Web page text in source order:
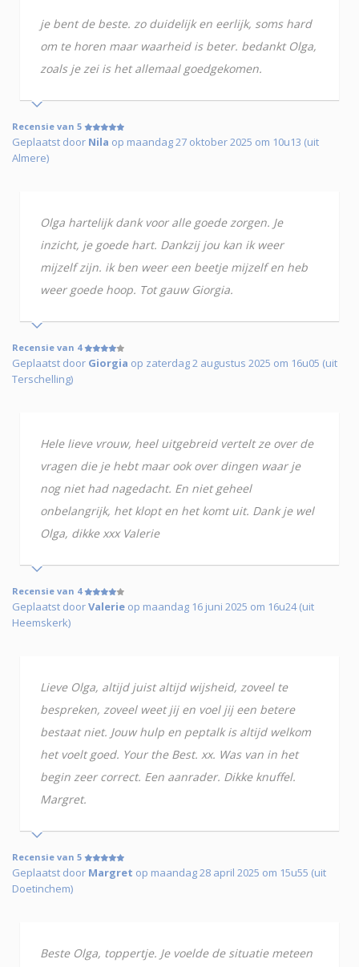
je bent de beste. zo duidelijk en eerlijk, soms hard
om te horen maar waarheid is beter. bedankt Olga,
zoals je zei is het allemaal goedgekomen.
Recensie van 5
Geplaatst door Nila op maandag 27 oktober 2025 om 10u13 (uit
Almere)
Olga hartelijk dank voor alle goede zorgen. Je
inzicht, je goede hart. Dankzij jou kan ik weer
mijzelf zijn. ik ben weer een beetje mijzelf en heb
weer goede hoop. Tot gauw Giorgia.
Recensie van 4
Geplaatst door Giorgia op zaterdag 2 augustus 2025 om 16u05 (uit
Terschelling)
Hele lieve vrouw, heel uitgebreid vertelt ze over de
vragen die je hebt maar ook over dingen waar je
nog niet had nagedacht. En niet geheel
onbelangrijk, het klopt en het komt uit. Dank je wel
Olga, dikke xxx Valerie
Recensie van 4
Geplaatst doorValerie op maandag 16 juni 2025 om 16u24 (uit
Heemskerk)
Lieve Olga, altijd juist altijd wijsheid, zoveel te
bespreken, zoveel weet jij en voel jij een betere
bestaat niet. Jouw hulp en peptalk is altijd welkom
het voelt goed. Your the Best. xx. Was van in het
begin zeer correct. Een aanrader. Dikke knuffel.
Margret.
Recensie van 5
Geplaatst door Margret op maandag 28 april 2025 om 15u55 (uit
Doetinchem)
Beste Olga, toppertje. Je voelde de situatie meteen